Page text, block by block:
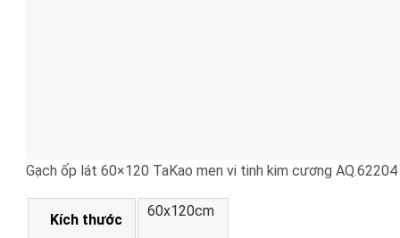
Gạch ốp lát 60×120 TaKao men vi tinh kim cương AQ.62204
Kích thước
60x120cm